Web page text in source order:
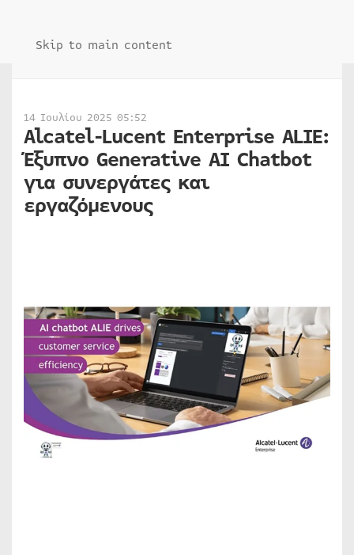
Skip to main content
14 Ιουλίου 2025 05:52
Alcatel-Lucent Enterprise ALIE:
Έξυπνο Generative AI Chatbot
για συνεργάτες και
εργαζόμενους